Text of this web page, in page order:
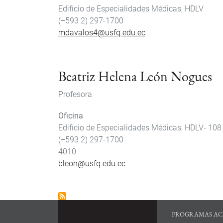
Edificio de Especialidades Médicas, HDLV
(+593 2) 297-1700
mdavalos4@usfq.edu.ec
Beatriz Helena León Nogues
Profesora
Oficina
Edificio de Especialidades Médicas, HDLV- 108
(+593 2) 297-1700
4010
bleon@usfq.edu.ec
PROGRAMAS